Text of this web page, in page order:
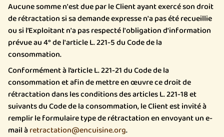
Aucune somme n'est due par le Client ayant exercé son droit
de rétractation si sa demande expresse n'a pas été recueillie
ou si l’Exploitant n'a pas respecté l'obligation d'information
prévue au 4° de l'article L. 221-5 du Code de la
consommation.
Conformément à l’article L. 221-21 du Code de la
consommation et afin de mettre en œuvre ce droit de
rétractation dans les conditions des articles L. 221-18 et
suivants du Code de la consommation, le Client est invité à
remplir le formulaire type de rétractation en envoyant un e-
mail àretractation@encuisine.org.